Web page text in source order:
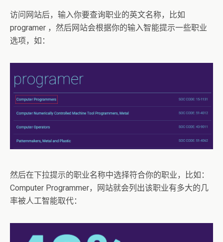
访问网站后，输入你要查询职业的英文名称，比如
programer ，然后网站会根据你的输入智能提示一些职业
选项，如：
然后在下拉提示的职业名称中选择符合你的职业，比如：
Computer Programmer，网站就会列出该职业有多大的几
率被人工智能取代：